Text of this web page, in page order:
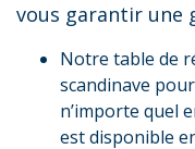
vous garantir une
Notre table de
scandinave
n’importe quel
est disponible